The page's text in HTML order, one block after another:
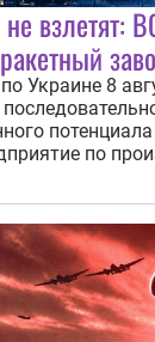
взлетят:
Украине 8
по
крупный
по объектам в